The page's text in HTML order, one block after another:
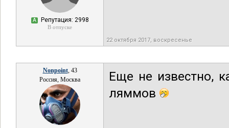
А Репутация: 2998
В отпуске
22 октября 2017, воскресенье
Nonpoint, 43
Россия, Москва
Еще не известно,
ляммов